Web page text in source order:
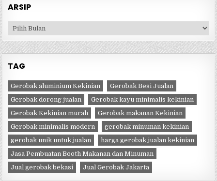
ARSIP
Arsip
TAG
Gerobak aluminium Kekinian
Gerobak Besi Jualan
Gerobak dorong jualan
Gerobak kayu minimalis kekinian
Gerobak Kekinian murah
Gerobak makanan Kekinian
Gerobak minimalis modern
gerobak minuman kekinian
gerobak unik untuk jualan
harga gerobak jualan kekinian
Jasa Pembuatan Booth Makanan dan Minuman
Jual gerobak bekasi
Jual Gerobak Jakarta